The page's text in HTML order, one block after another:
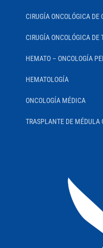
CIRUGÍA ONCOLÓGICA DE
CIRUGÍA ONCOLÓGICA DE
HEMATO – ONCOLOGÍA
HEMATOLOGÍA
ONCOLOGÍA MÉDICA
TRASPLANTE DE MÉDULA